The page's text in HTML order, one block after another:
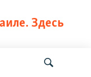
Здесь